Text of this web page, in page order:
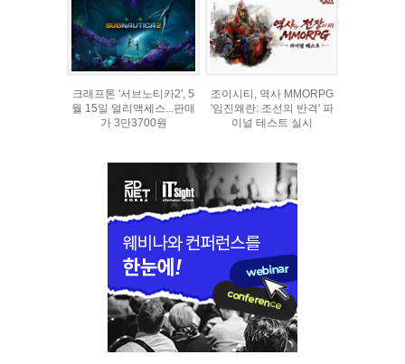
크래프톤 '서브노티카2', 5
월 15일 얼리액세스...판매
가 3만3700원
조이시티, 역사 MMORPG
'임진왜란: 조선의 반격' 파
이널 테스트 실시